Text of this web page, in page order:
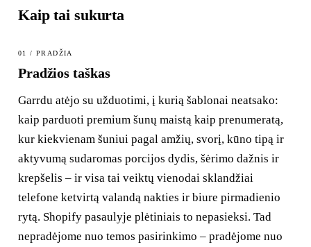
Kaip tai sukurta
01 / PRADŽIA
Pradžios taškas
Garrdu atėjo su užduotimi, į kurią šablonai neatsako:
kaip parduoti premium šunų maistą kaip prenumeratą,
kur kiekvienam šuniui pagal amžių, svorį, kūno tipą ir
aktyvumą sudaromas porcijos dydis, šėrimo dažnis ir
krepšelis – ir visa tai veiktų vienodai sklandžiai
telefone ketvirtą valandą nakties ir biure pirmadienio
rytą. Shopify pasaulyje plėtiniais to nepasieksi. Tad
nepradėjome nuo temos pasirinkimo – pradėjome nuo